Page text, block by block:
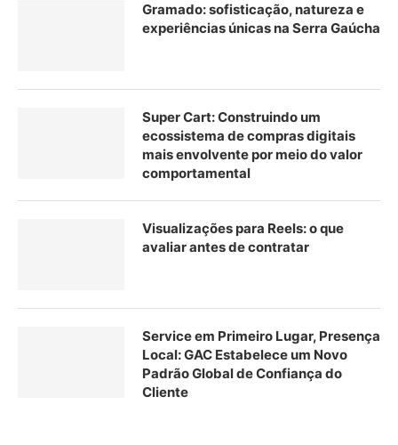
Gramado: sofisticação, natureza e
experiências únicas na Serra Gaúcha
Super Cart: Construindo um
ecossistema de compras digitais
mais envolvente por meio do valor
comportamental
Visualizações para Reels: o que
avaliar antes de contratar
Service em Primeiro Lugar, Presença
Local: GAC Estabelece um Novo
Padrão Global de Confiança do
Cliente